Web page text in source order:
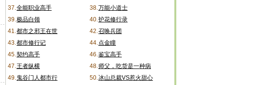
37.全能职业高手 38.万能小道士
39.极品白领 40.护花修行录
41.都市之邪王在世 42.召唤兵团
43.都市修行记 44.点金瞳
45.契约高手 46.鉴宝高手
47.王者纵横 48.师父，吃货是一种病
49. 鬼谷门人都市行 50.冰山总裁VS惹火甜心